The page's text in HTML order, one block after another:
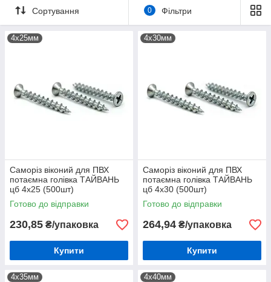
Сортування 0 Фільтри
4х25мм
Саморіз віконий для ПВХ
потаємна голівка ТАЙВАНЬ
цб 4х25 (500шт)
Готово до відправки
230,85 ₴/упаковка
Купити
4х30мм
Саморіз віконий для ПВХ
потаємна голівка ТАЙВАНЬ
цб 4х30 (500шт)
Готово до відправки
264,94 ₴/упаковка
Купити
4х35мм 4х40мм